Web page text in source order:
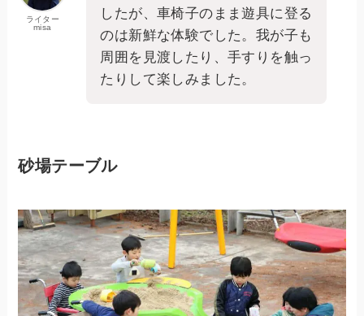
ライター
misa
したが、車椅子のまま遊具に登る
のは新鮮な体験でした。我が子も
周囲を見渡したり、手すりを触っ
たりして楽しみました。
砂場テーブル